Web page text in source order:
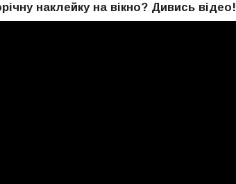
наклейку на вікно? Дивись відео!